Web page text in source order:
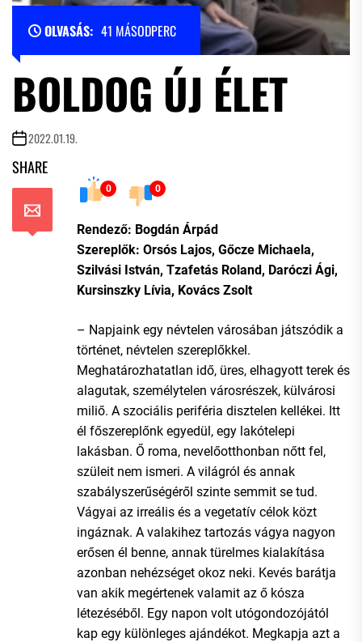
OLVASÁS: 41 MÁSODPERC
BOLDOG ÚJ ÉLET
2022.01.19.
SHARE
0 0
Rendező: Bogdán Árpád
Szereplők: Orsós Lajos, Gőcze Michaela,
Szilvási István, Tzafetás Roland, Daróczi Ági,
Kursinszky Lívia, Kovács Zsolt
– Napjaink egy névtelen városában játszódik a
történet, névtelen szereplőkkel.
Meghatározhatatlan idő, üres, elhagyott terek és
alagutak, személytelen városrészek, külvárosi
miliő. A szociális periféria disztelen kellékei. Itt
él főszereplőnk egyedül, egy lakótelepi
lakásban. Ő roma, nevelőotthonban nőtt fel,
szüleit nem ismeri. A világról és annak
szabályszerűségéről szinte semmit se tud.
Vágyai az irreális és a vegetatív célok közt
ingáznak. A valakihez tartozás vágya nagyon
erősen él benne, annak türelmes kialakítása
azonban nehézséget okoz neki. Kevés barátja
van akik megértenek valamit az ő kósza
létezéséből. Egy napon volt utógondozójától
kap egy különleges ajándékot. Megkapja azt a